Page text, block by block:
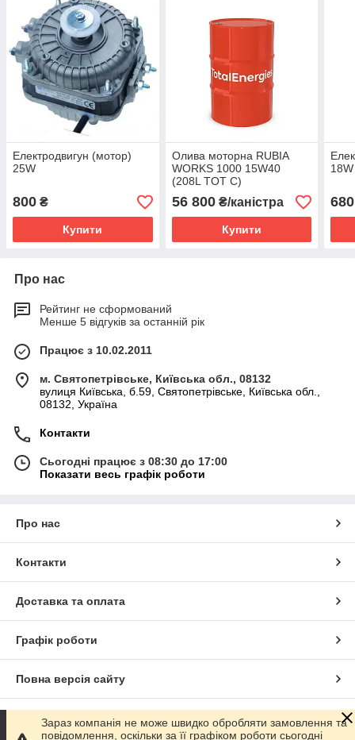
Електродвигун (мотор)
25W
800 ₴
Купити
Олива моторна RUBIA
WORKS 1000 15W40
(208L TOT C)
56 800₴/каністра
Купити
18W
680
Про нас
Рейтинг не сформований
Менше 5 відгуків за останній рік
Працює з 10.02.2011
м. Святопетрівське, Київська обл., 08132
вулиця Київська, б.59, Святопетрівське, Київська обл.,
08132, Україна
Контакти
Сьогодні працює з 08:30 до 17:00
Показати весь графік роботи
Про нас
Контакти
Доставка та оплата
Графік роботи
Повна версія сайту
Сайт створено на маркетплейсіProm.ua
Зараз компанія не може швидко обробляти замовлення та
повідомлення, оскільки за її графіком роботи сьогодні